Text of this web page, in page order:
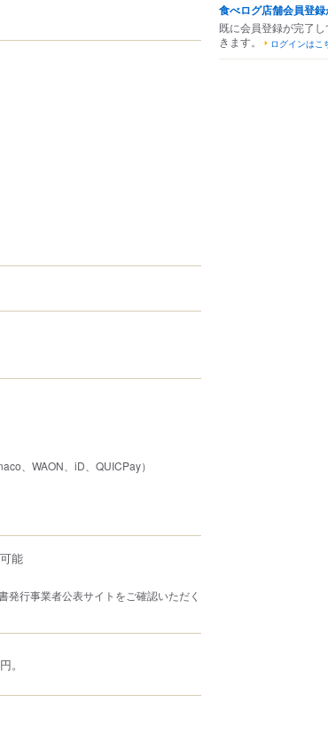
、WAON、iD、QUICPay）
能
行事業者公表サイトをご確認いただく
。
食べログ店舗会員登
既に会員登録が完了
きます。
ログインはこ